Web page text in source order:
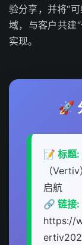
验分享，并将“
域，与客户共建
实现。
🚀
📝 标题:
（
启航
🔗 链接:
https://